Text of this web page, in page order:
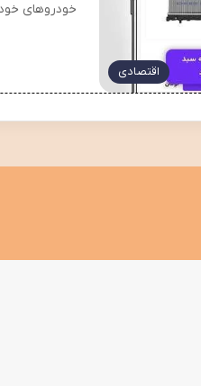
اقتصادی
خودروهای